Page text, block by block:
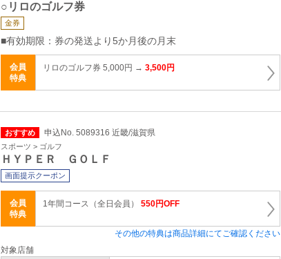
○リロのゴルフ券
金券
■有効期限：券の発送より5か月後の月末
会員
特典
リロのゴルフ券 5,000円 → 3,500円
おすすめ 申込No. 5089316 近畿/滋賀県
スポーツ > ゴルフ
ＨＹＰＥＲ ＧＯＬＦ
画面提示クーポン
会員
特典
1年間コース（全日会員） 550円OFF
その他の特典は商品詳細にてご確認ください
対象店舗